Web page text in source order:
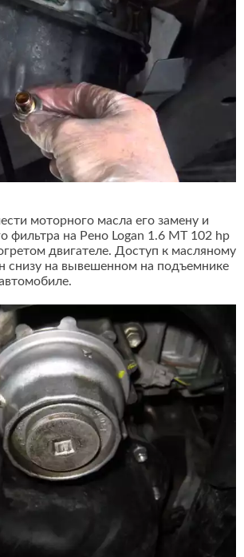
моторного масла его замену и
фильтра на Рено Logan 1.6 MT 102 hp
двигателе. Доступ к масляному
снизу на вывешенном на подъемнике